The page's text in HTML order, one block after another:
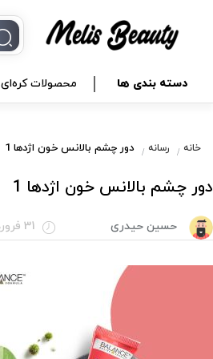
دسته بندی ها محصولات کره‌ای
خانه رسانه دور چشم بالانس خون اژدها 1
دور چشم بالانس خون اژدها 1
حسین حیدری 31 فروردین 1402